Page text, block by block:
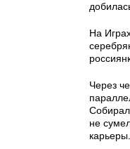
На
Через
не